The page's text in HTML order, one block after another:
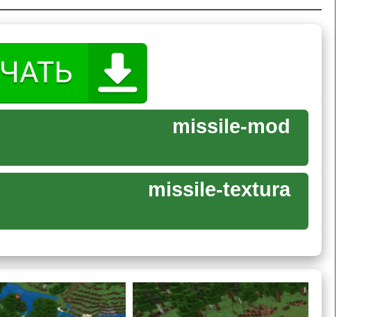
для Minecraft Bedrock играет и арсенал.
бомб. Каждая из них по-своему полезна и опасна.
Другие же — особыми эффектами. К примеру,
тридцати существ. Которые если и не уничтожат базу
игроку сделать свои дела и сбежать из локации
ПЕ.
способов испортить врагу настроение, установив
missile-mod
missile-textura